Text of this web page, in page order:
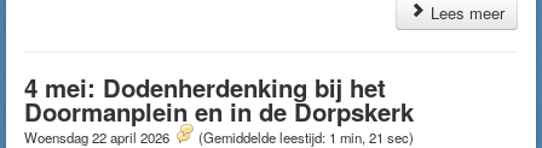
Lees meer
4 mei: Dodenherdenking bij het
Doormanplein en in de Dorpskerk
Woensdag 22 april 2026 (Gemiddelde leestijd: 1 min, 21 sec)